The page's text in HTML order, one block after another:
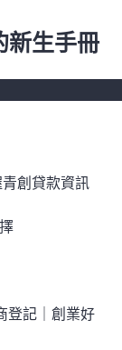
新生手冊
創貸款資訊
登記｜創業好